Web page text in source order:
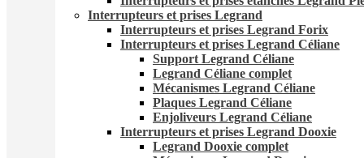
Interrupteurs et prises Legrand
Interrupteurs et prises Legrand Forix
Interrupteurs et prises Legrand Céliane
Support Legrand Céliane
Legrand Céliane complet
Mécanismes Legrand Céliane
Plaques Legrand Céliane
Enjoliveurs Legrand Céliane
Interrupteurs et prises Legrand Dooxie
Legrand Dooxie complet